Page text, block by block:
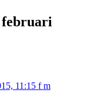
februari
11:15 f m